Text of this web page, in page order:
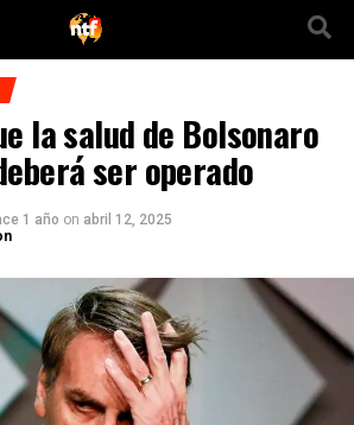
la salud de Bolsonaro
ser operado
1 año on abril 12, 2025